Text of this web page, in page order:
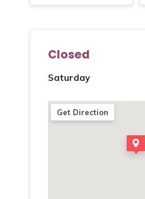
Closed
Saturday
Get Direction